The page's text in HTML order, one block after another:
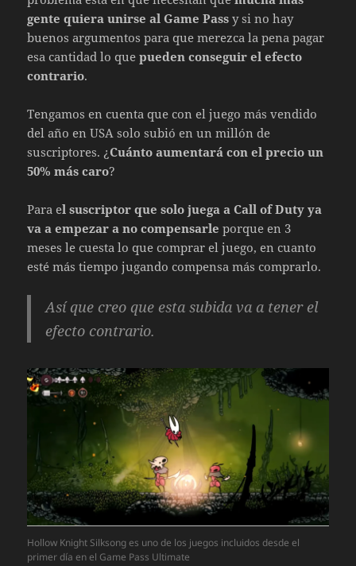
gente quiera unirse al Game Passy si no hay
buenos argumentos para que merezca la pena pagar
esa cantidad lo quepueden conseguir el efecto
contrario.
Tengamos en cuenta que con el juego más vendido
del año en USA solo subió en un millón de
suscriptores. ¿Cuánto aumentará con el precio un
50% más caro?
Para el suscriptor que solo juega a Call of Duty ya
va a empezar a no compensarle porque en 3
meses le cuesta lo que comprar el juego, en cuanto
esté más tiempo jugando compensa más comprarlo.
Así que creo que esta subida va a tener el
efecto contrario.
Hollow Knight Silksong es uno de los juegos incluidos desde el
primer día en el Game Pass Ultimate